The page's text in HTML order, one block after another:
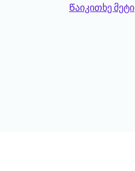
Წაიკითხე მეტი